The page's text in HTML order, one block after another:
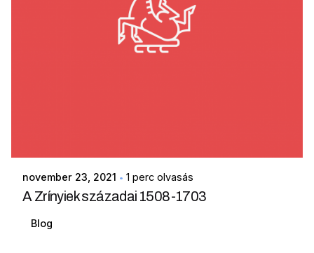
november 23, 2021 1 perc olvasás
A Zrínyiek századai 1508-1703
Blog